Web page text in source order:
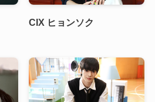
CIX ヒョンソク